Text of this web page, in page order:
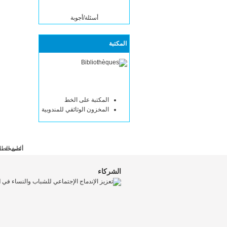
أسئلة/أجوبة
المكتبة
المكتبة على الخط
المخزون الوثائقي للمندوبية
الصفحة
أعلى
الشركاء